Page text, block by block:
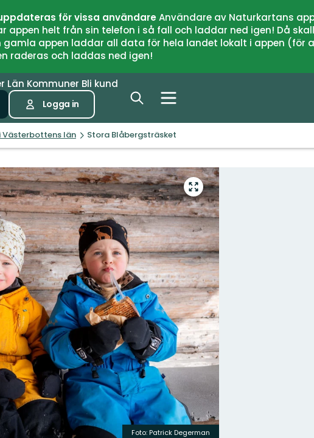
för vissa användareAnvändare av Naturkartans
appen helt från sin telefon i så fall och laddar ned igen! Då
gamla appen laddar all data för hela landet lokalt i appen
raderas och laddas ned igen!
Län Kommuner Bli kund
Logga in
Västerbottens län Stora Blåbergsträsket
Gå
till
helskärmsläge
Foto: Patrick Degerman